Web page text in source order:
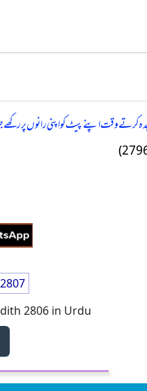
وقت اپنے پیٹ کو اپنی رانوں پر رکھے
2807
2806 in Urdu